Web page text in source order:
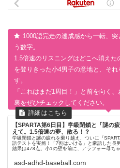
1000語完走の達成感から一転、
う数字。
1.5倍速のリスニングはどこへ消え
を登りきった小4男子の意地と、そ
す。
「これはまだ1周目！」と前を向く
裏をぜひチェックしてください。
【SPARTA第6日目】学級閉鎖と「謎の
えて。1.5倍速の夢、散る！？
学級閉鎖と謎の疲れを乗り越え、ついに『
語テストを実施！「7割はいける」と豪語した長
結果は478点。小1の壁を前に、アラフォー母ちゃ
asd-adhd-baseball.com